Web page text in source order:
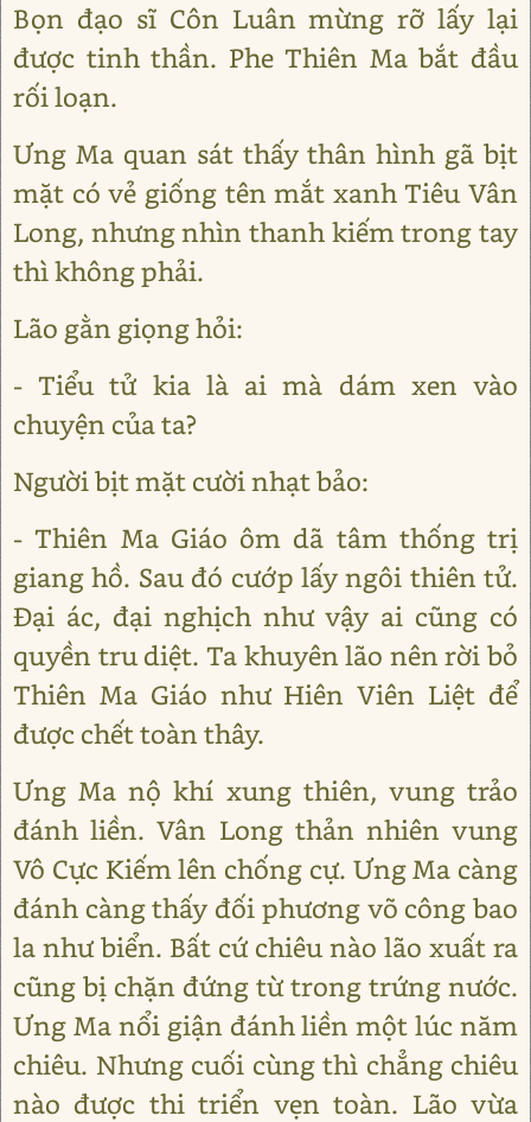
Bọn đạo sĩ Côn Luân mừng rỡ lấy lại
được tinh thần. Phe Thiên Ma bắt đầu
rối loạn.
Ưng Ma quan sát thấy thân hình gã bịt
mặt có vẻ giống tên mắt xanh Tiêu Vân
Long, nhưng nhìn thanh kiếm trong tay
thì không phải.
Lão gằn giọng hỏi:
- Tiểu tử kia là ai mà dám xen vào
chuyện của ta?
Người bịt mặt cười nhạt bảo:
- Thiên Ma Giáo ôm dã tâm thống trị
giang hồ. Sau đó cướp lấy ngôi thiên tử.
Đại ác, đại nghịch như vậy ai cũng có
quyền tru diệt. Ta khuyên lão nên rời bỏ
Thiên Ma Giáo như Hiên Viên Liệt để
được chết toàn thây.
Ưng Ma nộ khí xung thiên, vung trảo
đánh liền. Vân Long thản nhiên vung
Vô Cực Kiếm lên chống cự. Ưng Ma càng
đánh càng thấy đối phương võ công bao
la như biển. Bất cứ chiêu nào lão xuất ra
cũng bị chặn đứng từ trong trứng nước.
Ưng Ma nổi giận đánh liền một lúc năm
chiêu. Nhưng cuối cùng thì chẳng chiêu
nào được thi triển vẹn toàn. Lão vừa